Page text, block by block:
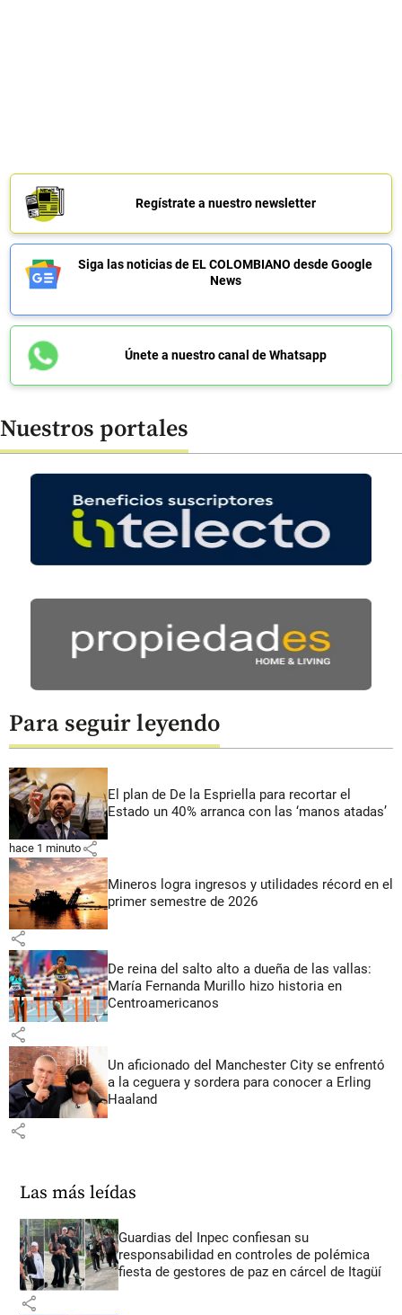
Regístrate a nuestro newsletter
Siga las noticias de EL COLOMBIANO desde Google
News
Únete a nuestro canal de Whatsapp
Nuestros portales
Para seguir leyendo
El plan de De la Espriella para recortar el
Estado un 40% arranca con las ‘manos atadas’
hace 1 minuto share
Mineros logra ingresos y utilidades récord en el
primer semestre de 2026
share
De reina del salto alto a dueña de las vallas:
María Fernanda Murillo hizo historia en
Centroamericanos
share
Un aficionado del Manchester City se enfrentó
a la ceguera y sordera para conocer a Erling
Haaland
share
Las más leídas
Guardias del Inpec confiesan su
responsabilidad en controles de polémica
fiesta de gestores de paz en cárcel de Itagüí
share